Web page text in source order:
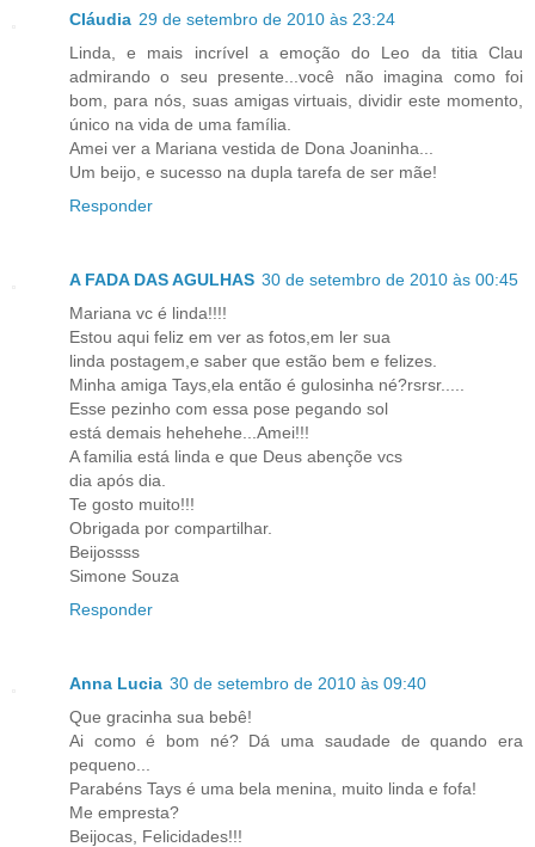
Cláudia 29 de setembro de 2010 às 23:24
Linda, e mais incrível a emoção do Leo da titia Clau
admirando o seu presente...você não imagina como foi
bom, para nós, suas amigas virtuais, dividir este momento,
único na vida de uma família.
Amei ver a Mariana vestida de Dona Joaninha...
Um beijo, e sucesso na dupla tarefa de ser mãe!
Responder
A FADA DAS AGULHAS 30 de setembro de 2010 às 00:45
Mariana vc é linda!!!!
Estou aqui feliz em ver as fotos,em ler sua
linda postagem,e saber que estão bem e felizes.
Minha amiga Tays,ela então é gulosinha né?rsrsr.....
Esse pezinho com essa pose pegando sol
está demais hehehehe...Amei!!!
A familia está linda e que Deus abençõe vcs
dia após dia.
Te gosto muito!!!
Obrigada por compartilhar.
Beijossss
Simone Souza
Responder
Anna Lucia 30 de setembro de 2010 às 09:40
Que gracinha sua bebê!
Ai como é bom né? Dá uma saudade de quando era
pequeno...
Parabéns Tays é uma bela menina, muito linda e fofa!
Me empresta?
Beijocas, Felicidades!!!